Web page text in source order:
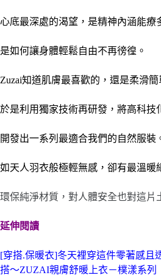
心底最深處的渴望，是精神內涵能療
是如何讓身體輕鬆自由不再徬徨。
Zuzai知道肌膚最喜歡的，還是柔滑簡
於是利用獨家技術再研發，將高科技
開發出一系列最適合我們的自然服裝
如天人羽衣般極輕無感，卻有最溫暖
環保純淨材質，對人體安全也對這片
延伸閱讀
[穿搭.保暖衣]冬天裡穿這件零著感且
搭～ZUZAI親膚舒暖上衣－樸漾系列